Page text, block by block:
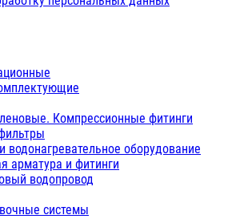
Компрессионные фитинги
водонагревательное оборудование
арматура и фитинги
водопровод
системы